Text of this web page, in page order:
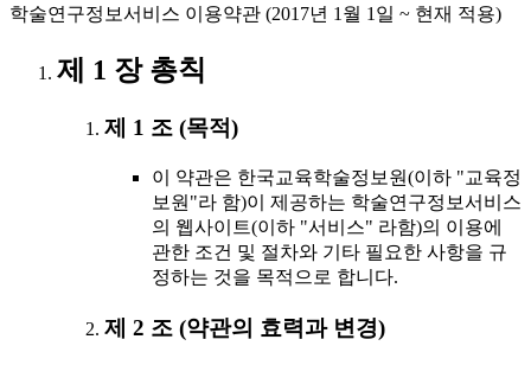
학술연구정보서비스 이용약관 (2017년 1월 1일 ~ 현재 적용)
제 1 장 총칙
제 1 조 (목적)
이 약관은 한국교육학술정보원(이하 "교육정
보원"라 함)이 제공하는 학술연구정보서비스
의 웹사이트(이하 "서비스" 라함)의 이용에
관한 조건 및 절차와 기타 필요한 사항을 규
정하는 것을 목적으로 합니다.
제 2 조 (약관의 효력과 변경)